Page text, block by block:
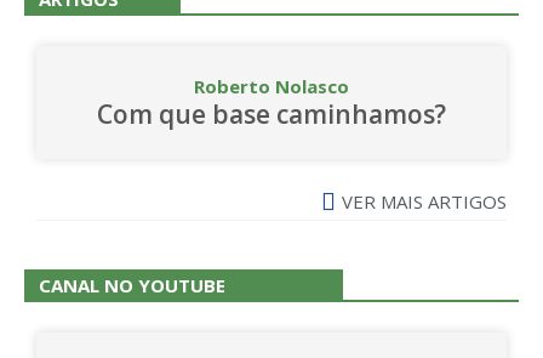
Roberto Nolasco
Com que base caminhamos?
VER MAIS ARTIGOS
CANAL NO YOUTUBE